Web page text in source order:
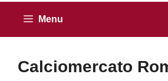
Menu
Calciomercato